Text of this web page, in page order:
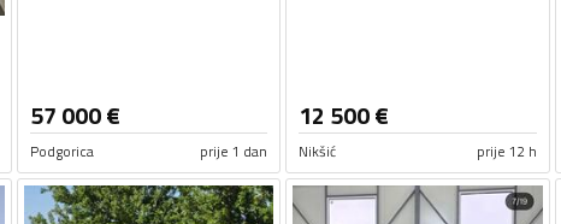
57 000€
Podgorica prije 1 dan
12 500€
Nikšić prije 12 h